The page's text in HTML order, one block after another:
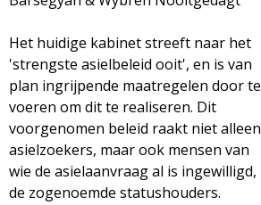
i
e
M
a
g
Het huidige kabinet streeft naar het
'strengste asielbeleid ooit', en is van
plan ingrijpende maatregelen door te
voeren om dit te realiseren. Dit
voorgenomen beleid raakt niet alleen
asielzoekers, maar ook mensen van
wie de asielaanvraag al is ingewilligd,
de zogenoemde statushouders.